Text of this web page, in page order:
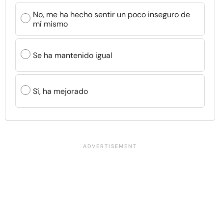
No, me ha hecho sentir un poco inseguro de
mí mismo
Se ha mantenido igual
Sí, ha mejorado